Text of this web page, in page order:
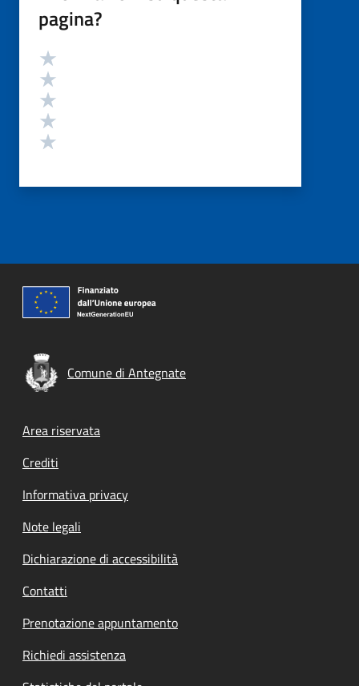
pagina?
Valutazione
Comune di Antegnate
Footer menu
Area riservata
Crediti
Informativa privacy
Note legali
Dichiarazione di accessibilità
Contatti
Prenotazione appuntamento
Richiedi assistenza